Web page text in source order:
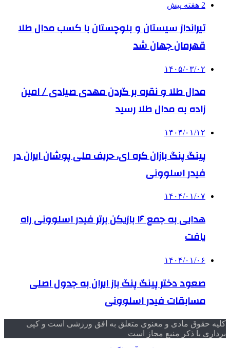
2 هفته پیش
تیرانداز سیستان و بلوچستان با کسب مدال طلا
قهرمان جهان شد
۱۴۰۵/۰۳/۰۲
مدال طلا و نقره بر گردن مهدی صیادی / امین
زاده به مدال طلا رسید
۱۴۰۴/۰۱/۱۲
پینگ پنگ بازان کره ای، حریف ملی پوشان ایران در
فیدر اسلوونی
۱۴۰۴/۰۱/۰۷
هدایی به جمع ۱۶ بازیکن برتر فیدر اسلوونی راه
یافت
۱۴۰۴/۰۱/۰۶
صعود دختر پینگ پنگ باز ایران به جدول اصلی
مسابقات فیدر اسلوونی
کلیه حقوق مادی و معنوی متعلق به افق ورزشی است و کپی
برداری با ذکر منبع مجاز است